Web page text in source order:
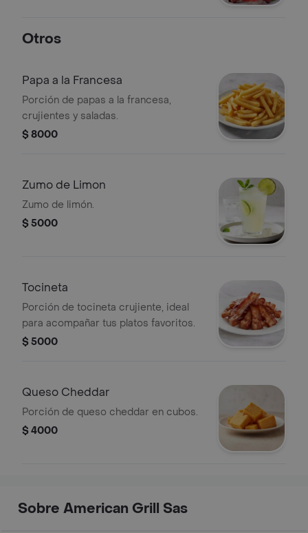
Otros
Papa a la Francesa
Porción de papas a la francesa,
crujientes y saladas.
$ 8000
Zumo de Limon
Zumo de limón.
$ 5000
Tocineta
Porción de tocineta crujiente, ideal
para acompañar tus platos favoritos.
$ 5000
Queso Cheddar
Porción de queso cheddar en cubos.
$ 4000
Sobre American Grill Sas